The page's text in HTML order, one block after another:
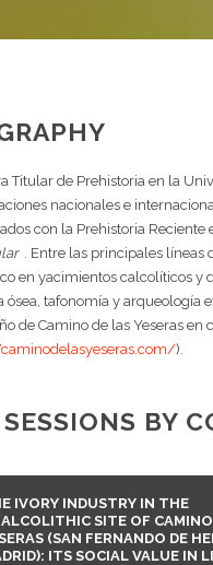
Titular de Prehistoria en la
nacionales e
con la Prehistoria
. Entre las principales
en yacimientos calcolíticos y
ósea, tafonomía y arqueología
de Camino de las Yeseras
).
BY
IVORY INDUSTRY IN THE
SITE OF
(SAN FERNANDO DE
ITS SOCIAL VALUE IN